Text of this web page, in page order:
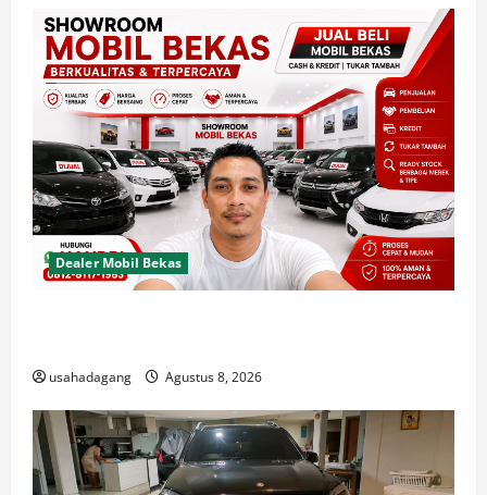
Dealer Mobil Bekas
usahadagang Agustus 8, 2026